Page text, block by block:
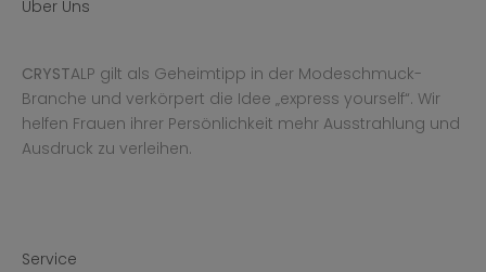
Über Uns
CRYSTALP gilt als Geheimtipp in der Modeschmuck-
Branche und verkörpert die Idee „express yourself“. Wir
helfen Frauen ihrer Persönlichkeit mehr Ausstrahlung und
Ausdruck zu verleihen.
Service